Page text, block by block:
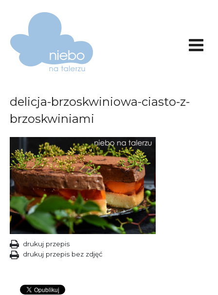
delicja-brzoskwiniowa-ciasto-z-
brzoskwiniami
drukuj przepis
drukuj przepis bez zdjęć